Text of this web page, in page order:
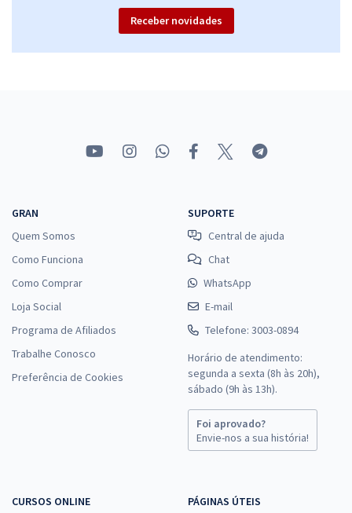
Receber novidades
GRAN
Quem Somos
Como Funciona
Como Comprar
Loja Social
Programa de Afiliados
Trabalhe Conosco
Preferência de Cookies
SUPORTE
Central de ajuda
Chat
WhatsApp
E-mail
Telefone: 3003-0894
Horário de atendimento:
segunda a sexta (8h às 20h),
sábado (9h às 13h).
Foi aprovado?
Envie-nos a sua história!
CURSOS ONLINE PÁGINAS ÚTEIS